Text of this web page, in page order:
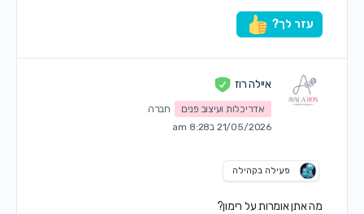
עזר לך?
איילה רוז
אדריכלות ועיצוב פנים
חברה
21/05/2026 ב8:28 am
פעילה בקהילה
מה אתן אומרות על רימון?